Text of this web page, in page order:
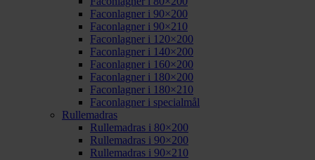
Faconlagner i 90×200
Faconlagner i 90×210
Faconlagner i 120×200
Faconlagner i 140×200
Faconlagner i 160×200
Faconlagner i 180×200
Faconlagner i 180×210
Faconlagner i specialmål
Rullemadras
Rullemadras i 80×200
Rullemadras i 90×200
Rullemadras i 90×210